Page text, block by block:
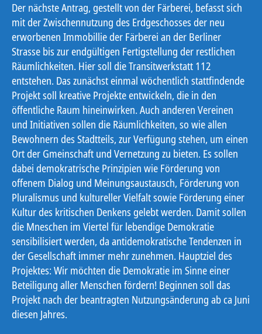
Der nächste Antrag, gestellt von der Färberei, befasst sich
mit der Zwischennutzung des Erdgeschosses der neu
erworbenen Immobillie der Färberei an der Berliner
Strasse bis zur endgültigen Fertigstellung der restlichen
Räumlichkeiten. Hier soll die Transitwerkstatt 112
entstehen. Das zunächst einmal wöchentlich stattfindende
Projekt soll kreative Projekte entwickeln, die in den
öffentliche Raum hineinwirken. Auch anderen Vereinen
und Initiativen sollen die Räumlichkeiten, so wie allen
Bewohnern des Stadtteils, zur Verfügung stehen, um einen
Ort der Gmeinschaft und Vernetzung zu bieten. Es sollen
dabei demokratrische Prinzipien wie Förderung von
offenem Dialog und Meinungsaustausch, Förderung von
Pluralismus und kultureller Vielfalt sowie Förderung einer
Kultur des kritischen Denkens gelebt werden. Damit sollen
die Mneschen im Viertel für lebendige Demokratie
sensibilisiert werden, da antidemokratische Tendenzen in
der Gesellschaft immer mehr zunehmen. Hauptziel des
Projektes: Wir möchten die Demokratie im Sinne einer
Beteiligung aller Menschen fördern! Beginnen soll das
Projekt nach der beantragten Nutzungsänderung ab ca Juni
diesen Jahres.